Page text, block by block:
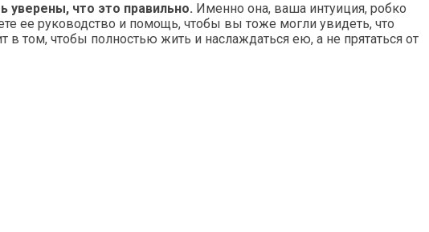
уверены, что это правильно. Именно она, ваша интуиция, робко
ее руководство и помощь, чтобы вы тоже могли увидеть, что
том, чтобы полностью жить и наслаждаться ею, а не прятаться от